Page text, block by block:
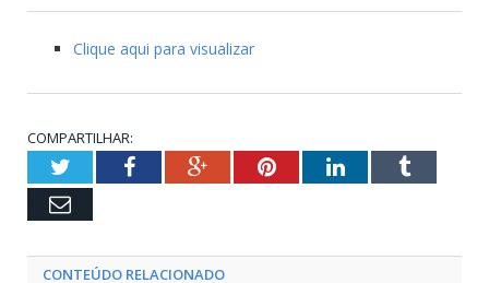
Clique aqui para visualizar
COMPARTILHAR:
TwitterFacebookGoogle+PinterestLinkedInTumblr
Email
CONTEÚDO RELACIONADO